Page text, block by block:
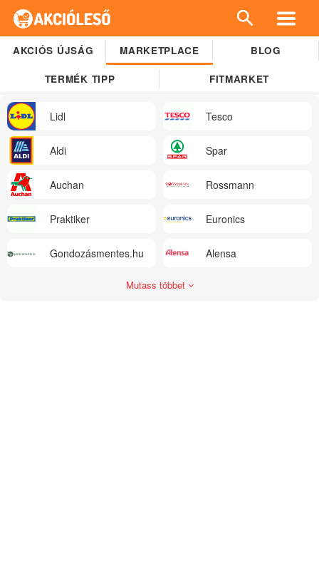
AKCIÓS ÚJSÁG MARKETPLACE BLOG
TERMÉK TIPP FITMARKET
Lidl Tesco
Aldi Spar
Auchan Rossmann
Praktiker Euronics
Gondozásmentes.hu Alensa
Mutass többet